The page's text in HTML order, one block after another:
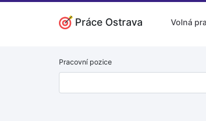
Práce Ostrava Volná
Pracovní pozice